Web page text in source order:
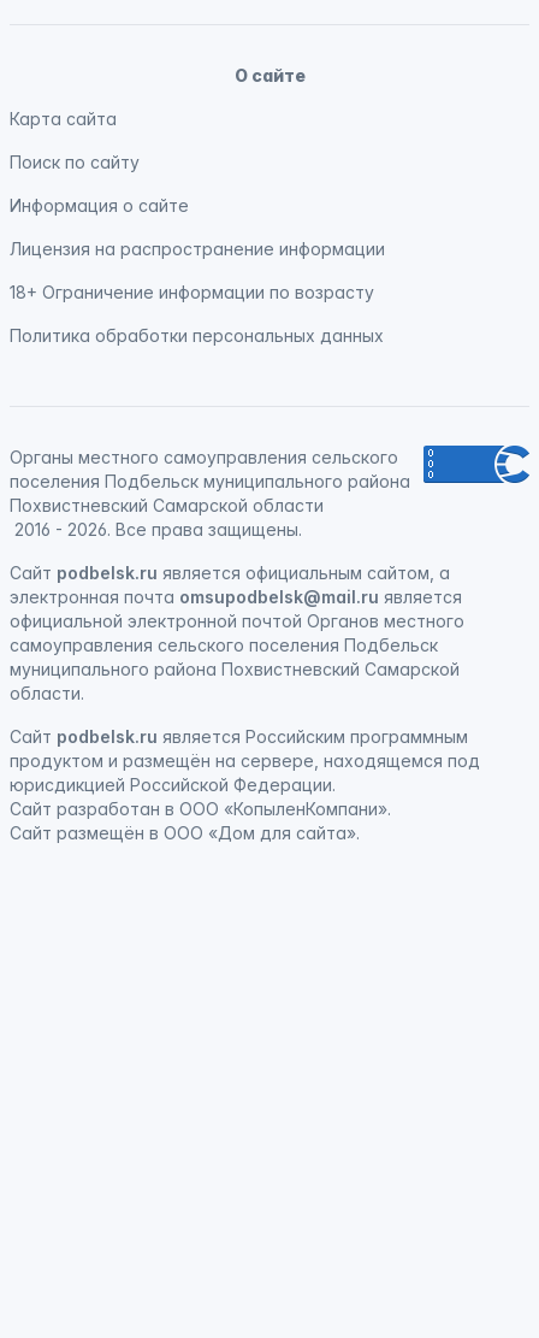
О сайте
Карта сайта
Поиск по сайту
Информация о сайте
Лицензия на распространение информации
18+ Ограничение информации по возрасту
Политика обработки персональных данных
Органы местного самоуправления сельского
поселения Подбельск муниципального района
Похвистневский Самарской области
2016 - 2026. Все права защищены.
Сайт podbelsk.ru является официальным сайтом, а
электронная почта omsupodbelsk@mail.ru является
официальной электронной почтой Органов местного
самоуправления сельского поселения Подбельск
муниципального района Похвистневский Самарской
области.
Сайт podbelsk.ru является Российским программным
продуктом и размещён на сервере, находящемся под
юрисдикцией Российской Федерации.
Сайт разработан в ООО «КопыленКомпани».
Сайт размещён в ООО «Дом для сайта».